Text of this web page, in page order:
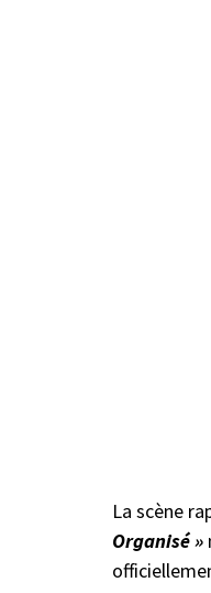
La scène
Organisé »